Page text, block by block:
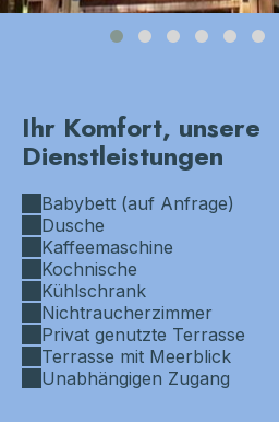
Ihr Komfort, unsere
Dienstleistungen
Babybett (auf Anfrage)
Dusche
Kaffeemaschine
Kochnische
Kühlschrank
Nichtraucherzimmer
Privat genutzte Terrasse
Terrasse mit Meerblick
Unabhängigen Zugang